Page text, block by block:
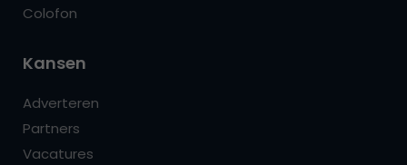
Colofon
Kansen
Adverteren
Partners
Vacatures